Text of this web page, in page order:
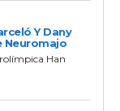
Y Dany
Neuromajo
Han